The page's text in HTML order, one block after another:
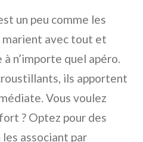
un peu comme les
marient avec tout et
n’importe quel apéro.
ils apportent
Vous voulez
? Optez pour des
associant par